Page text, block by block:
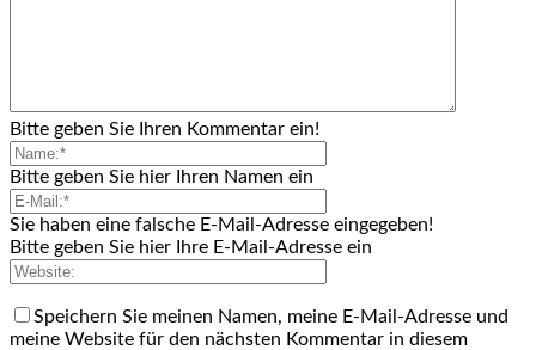
Bitte geben Sie Ihren Kommentar ein!
Bitte geben Sie hier Ihren Namen ein
Sie haben eine falsche E-Mail-Adresse eingegeben!
Bitte geben Sie hier Ihre E-Mail-Adresse ein
Speichern Sie meinen Namen, meine E-Mail-Adresse und
meine Website für den nächsten Kommentar in diesem